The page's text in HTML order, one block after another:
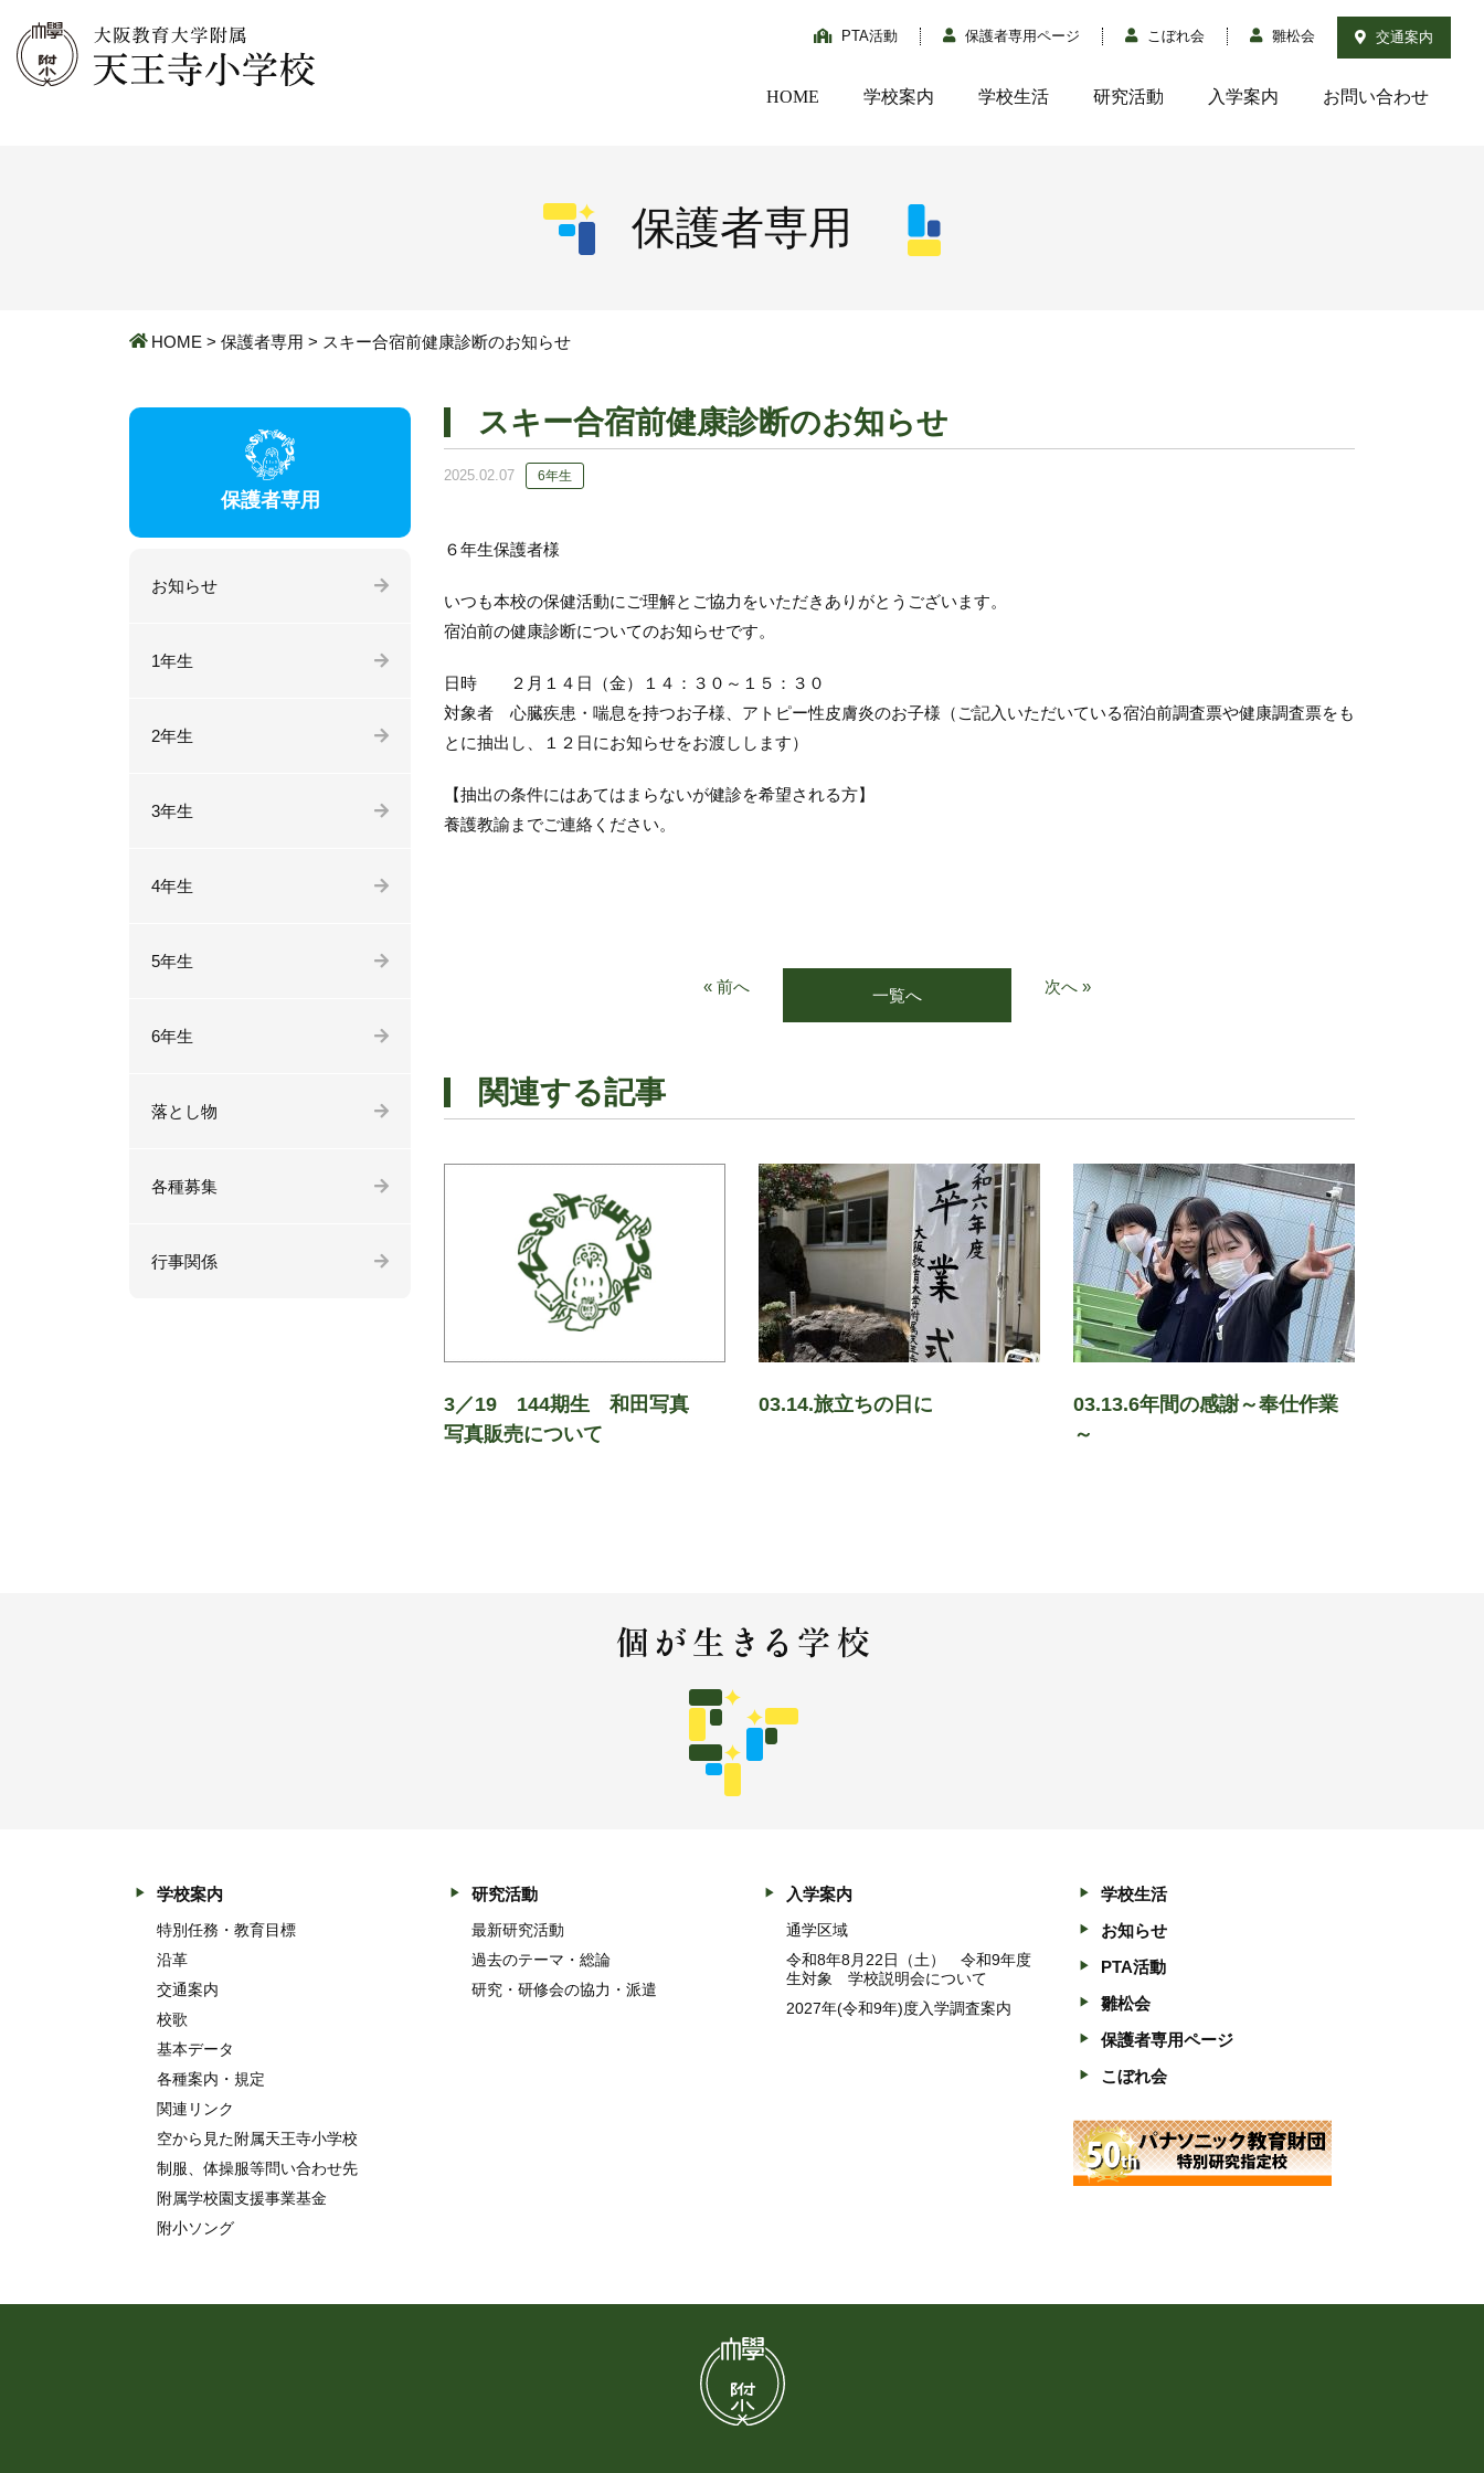
PTA活動 保護者専用ページ こぼれ会 雛松会 交通案内
HOME 学校案内 学校生活 研究活動 入学案内 お問い合わせ
保護者専用
HOME > 保護者専用 > スキー合宿前健康診断のお知らせ
スキー合宿前健康診断のお知らせ
2025.02.07 6年生
６年生保護者様
いつも本校の保健活動にご理解とご協力をいただきありがとうございます。
宿泊前の健康診断についてのお知らせです。
日時 ２月１４日（金）１４：３０～１５：３０
対象者 心臓疾患・喘息を持つお子様、アトピー性皮膚炎のお子様（ご記入いただいている宿泊前調査票や健康調査票をも
とに抽出し、１２日にお知らせをお渡しします）
【抽出の条件にはあてはまらないが健診を希望される方】
養護教諭までご連絡ください。
« 前へ 一覧へ 次へ »
関連する記事
3／19 144期生 和田写真
写真販売について
03.14.旅立ちの日に
03.13.6年間の感謝～奉仕作業
～
保護者専用
お知らせ
1年生
2年生
3年生
4年生
5年生
6年生
落とし物
各種募集
行事関係
学校案内
特別任務・教育目標
沿革
交通案内
校歌
基本データ
各種案内・規定
関連リンク
空から見た附属天王寺小学校
制服、体操服等問い合わせ先
附属学校園支援事業基金
附小ソング
研究活動
最新研究活動
過去のテーマ・総論
研究・研修会の協力・派遣
入学案内
通学区域
令和8年8月22日（土） 令和9年度
生対象 学校説明会について
2027年(令和9年)度入学調査案内
学校生活
お知らせ
PTA活動
雛松会
保護者専用ページ
こぼれ会